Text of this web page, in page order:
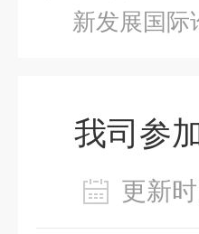
新发展国际
我司参
更新